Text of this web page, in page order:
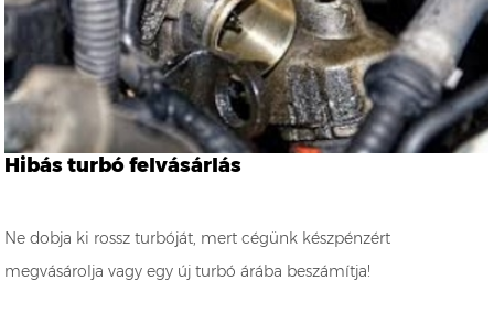
Hibás turbó felvásárlás
Ne dobja ki rossz turbóját, mert cégünk készpénzért
megvásárolja vagy egy új turbó árába beszámítja!